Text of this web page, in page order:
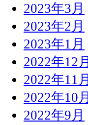
2023年3月
2023年2月
2023年1月
2022年12月
2022年11月
2022年10月
2022年9月